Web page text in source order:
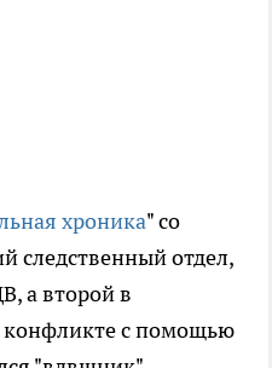
хроника" со
следственный отдел,
а второй в
конфликте с помощью